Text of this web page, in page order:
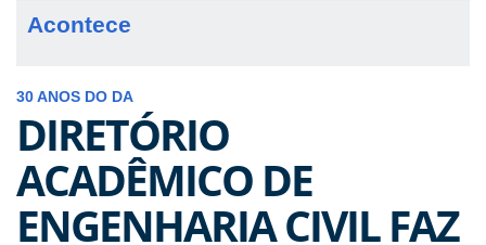
Acontece
30 ANOS DO DA
DIRETÓRIO
ACADÊMICO DE
ENGENHARIA CIVIL FAZ